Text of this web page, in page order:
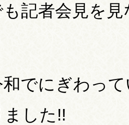
記者会見を
でにぎわっ
した!!